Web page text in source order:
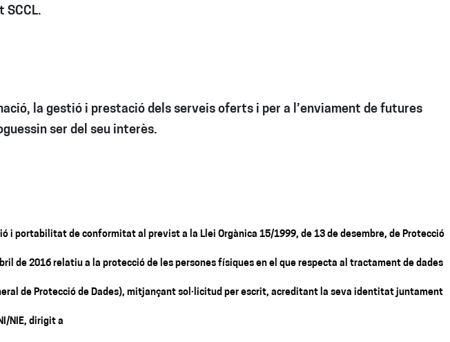
SCCL.
la gestió i prestació dels serveis oferts i per a l’enviament de futures
ser del seu interès.
portabilitat de conformitat al previst a la Llei Orgànica 15/1999, de 13 de desembre, de Protecció
de 2016 relatiu a la protecció de les persones físiques en el que respecta al tractament de dades
de Protecció de Dades), mitjançant sol·licitud per escrit, acreditant la seva identitat juntament
NIE, dirigit a